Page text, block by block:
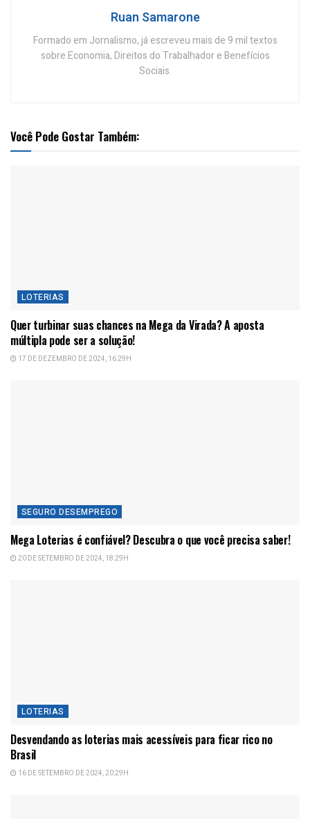
Ruan Samarone
Formado em Jornalismo, já escreveu mais de 9 mil textos
sobre Economia, Direitos do Trabalhador e Benefícios
Sociais.
Você Pode Gostar Também:
LOTERIAS
Quer turbinar suas chances na Mega da Virada? A aposta
múltipla pode ser a solução!
17 DE DEZEMBRO DE 2024, 16:29H
SEGURO DESEMPREGO
Mega Loterias é confiável? Descubra o que você precisa saber!
20 DE SETEMBRO DE 2024, 18:29H
LOTERIAS
Desvendando as loterias mais acessíveis para ficar rico no
Brasil
16 DE SETEMBRO DE 2024, 20:29H